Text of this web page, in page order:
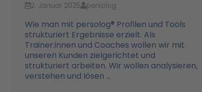
2. Januar 2025 persolog
Wie man mit persolog® Profilen und Tools
strukturiert Ergebnisse erzielt. Als
Trainer:innen und Coaches wollen wir mit
unseren Kunden zielgerichtet und
strukturiert arbeiten. Wir wollen analysieren,
verstehen und lösen ...